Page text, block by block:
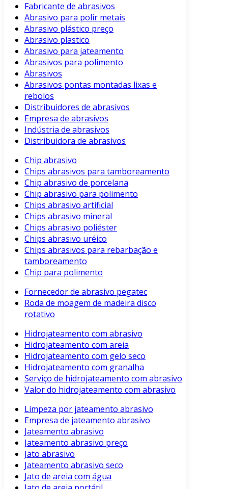
Fabricante de abrasivos
Abrasivo para polir metais
Abrasivo plástico preço
Abrasivo plastico
Abrasivo para jateamento
Abrasivos para polimento
Abrasivos
Abrasivos pontas montadas lixas e
rebolos
Distribuidores de abrasivos
Empresa de abrasivos
Indústria de abrasivos
Distribuidora de abrasivos
Chip abrasivo
Chips abrasivos para tamboreamento
Chip abrasivo de porcelana
Chip abrasivo para polimento
Chips abrasivo artificial
Chips abrasivo mineral
Chips abrasivo poliéster
Chips abrasivo uréico
Chips abrasivos para rebarbação e
tamboreamento
Chip para polimento
Fornecedor de abrasivo pegatec
Roda de moagem de madeira disco
rotativo
Hidrojateamento com abrasivo
Hidrojateamento com areia
Hidrojateamento com gelo seco
Hidrojateamento com granalha
Serviço de hidrojateamento com abrasivo
Valor do hidrojateamento com abrasivo
Limpeza por jateamento abrasivo
Empresa de jateamento abrasivo
Jateamento abrasivo
Jateamento abrasivo preço
Jato abrasivo
Jateamento abrasivo seco
Jato de areia com água